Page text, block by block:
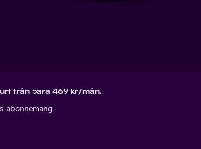
från bara 469 kr/mån.
abonnemang.